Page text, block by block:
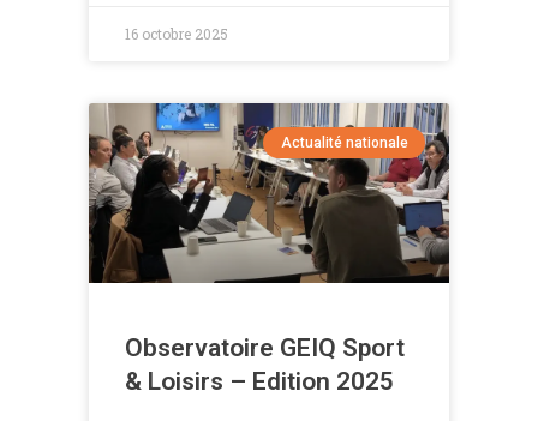
16 octobre 2025
Actualité nationale
Observatoire GEIQ Sport
& Loisirs – Edition 2025